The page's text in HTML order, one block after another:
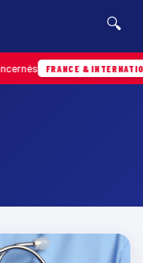
🔍
FRANCE & INTERNATIONALE